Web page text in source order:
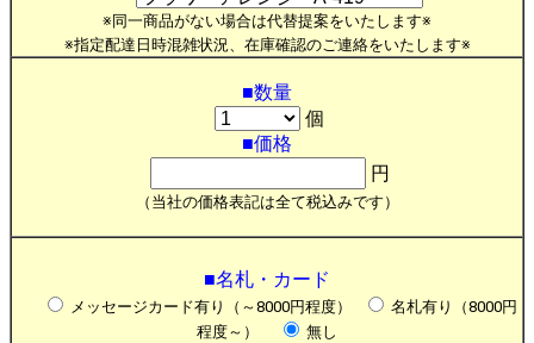
※同一商品がない場合は代替提案をいたします※
※指定配達日時混雑状況、在庫確認のご連絡をいたします※
■数量
個
■価格
円
（当社の価格表記は全て税込みです）
■名札・カード
メッセージカード有り（～8000円程度）
名札有り（8000円
程度～）
無し